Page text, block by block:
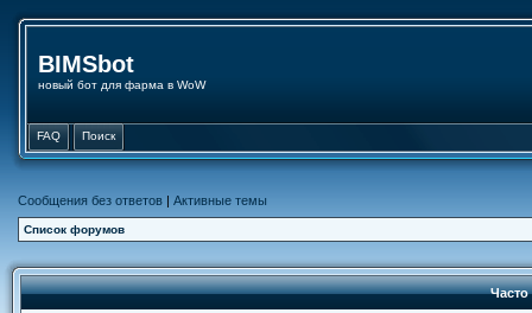
BIMSbot
новый бот для фарма в WoW
FAQ Поиск
Сообщения без ответов | Активные темы
Список форумов